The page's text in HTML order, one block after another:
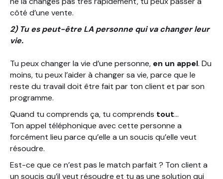
côté d’une vente.
2) Tu es peut-être LA personne qui va changer leur
vie.
Tu peux changer la vie d’une personne, en un appel. Du
moins, tu peux l’aider à changer sa vie, parce que le
reste du travail doit être fait par ton client et par son
programme.
Quand tu comprends ça, tu comprends tout…
Ton appel téléphonique avec cette personne a
forcément lieu parce qu’elle a un soucis qu’elle veut
résoudre.
Est-ce que ce n’est pas le match parfait ? Ton client a
un soucis qu’il veut résoudre et tu as une solution qui